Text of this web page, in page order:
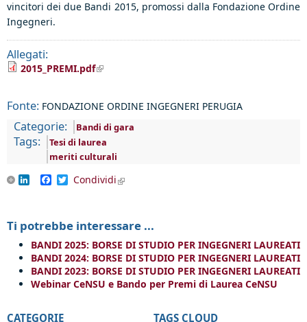
vincitori dei due Bandi 2015, promossi dalla Fondazione Ordine
Ingegneri.
Allegati:
2015_PREMI.pdf(link is external)
Fonte: FONDAZIONE ORDINE INGEGNERI PERUGIA
Categorie: Bandi di gara
Tags:
Tesi di laurea
meriti culturali
LinkedInFacebook
Twitter
Condividi(link is external)
Ti potrebbe interessare ...
BANDI 2025: BORSE DI STUDIO PER INGEGNERI LAUREATI
BANDI 2024: BORSE DI STUDIO PER INGEGNERI LAUREATI
BANDI 2023: BORSE DI STUDIO PER INGEGNERI LAUREATI
Webinar CeNSU e Bando per Premi di Laurea CeNSU
CATEGORIE TAGS CLOUD